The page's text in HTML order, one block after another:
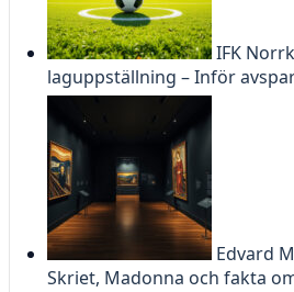
IFK
laguppställning – Inför
Edvard
Skriet, Madonna och fakta